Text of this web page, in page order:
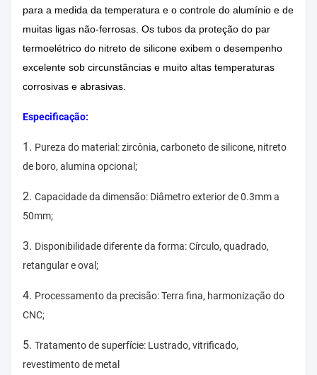
para a medida da temperatura e o controle do alumínio e de
muitas ligas não-ferrosas. Os tubos da proteção do par
termoelétrico do nitreto de silicone exibem o desempenho
excelente sob circunstâncias e muito altas temperaturas
corrosivas e abrasivas.
Especificação:
1. Pureza do material: zircônia, carboneto de silicone, nitreto
de boro, alumina opcional;
2. Capacidade da dimensão: Diâmetro exterior de 0.3mm a
50mm;
3. Disponibilidade diferente da forma: Círculo, quadrado,
retangular e oval;
4. Processamento da precisão: Terra fina, harmonização do
CNC;
5. Tratamento de superfície: Lustrado, vitrificado,
revestimento de metal